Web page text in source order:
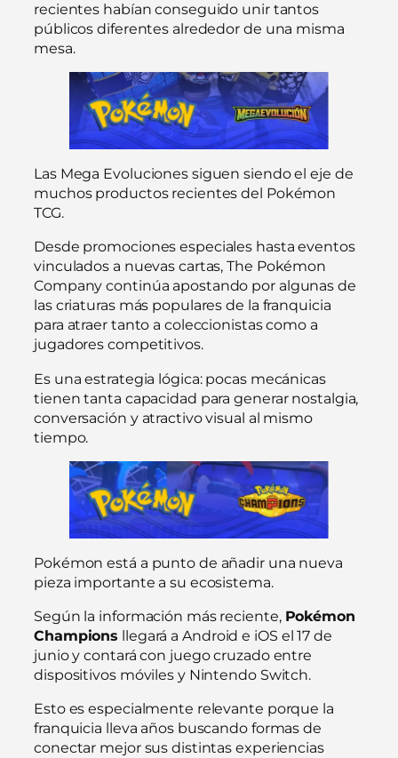
recientes habían conseguido unir tantos
públicos diferentes alrededor de una misma
mesa.
Las Mega Evoluciones siguen siendo el eje de
muchos productos recientes del Pokémon
TCG.
Desde promociones especiales hasta eventos
vinculados a nuevas cartas, The Pokémon
Company continúa apostando por algunas de
las criaturas más populares de la franquicia
para atraer tanto a coleccionistas como a
jugadores competitivos.
Es una estrategia lógica: pocas mecánicas
tienen tanta capacidad para generar nostalgia,
conversación y atractivo visual al mismo
tiempo.
Pokémon está a punto de añadir una nueva
pieza importante a su ecosistema.
Según la información más reciente, Pokémon
Champions llegará a Android e iOS el 17 de
junio y contará con juego cruzado entre
dispositivos móviles y Nintendo Switch.
Esto es especialmente relevante porque la
franquicia lleva años buscando formas de
conectar mejor sus distintas experiencias